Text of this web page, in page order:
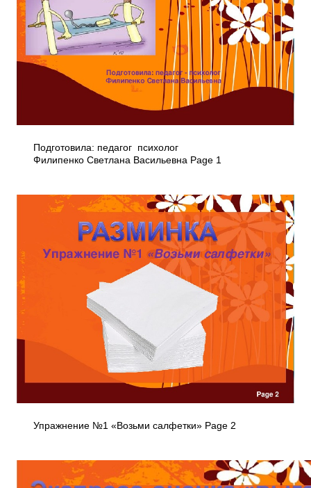
Подготовила: педагог ­ психолог
Филипенко Светлана Васильевна Page 1
Упражнение №1 «Возьми салфетки» Page 2